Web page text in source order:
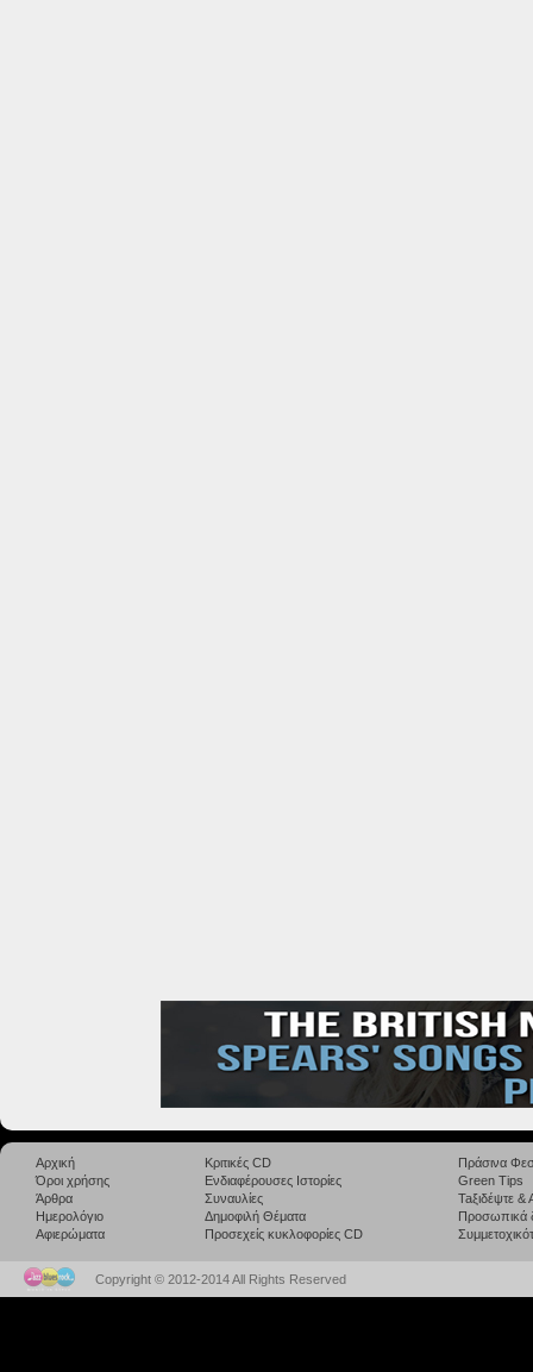
Αρχική
Όροι χρήσης
Άρθρα
Ημερολόγιο
Αφιερώματα
Κριτικές CD
Ενδιαφέρουσες Ιστορίες
Συναυλίες
Δημοφιλή Θέματα
Προσεχείς κυκλοφορίες CD
Πράσινα
Green Tips
Taξιδέψτε
Προσωπικά
Copyright © 2012-2014 All Rights Reserved